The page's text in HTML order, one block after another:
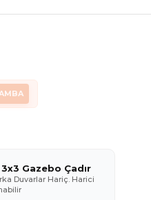
Gazebo Çadır
Duvarlar Hariç. Harici